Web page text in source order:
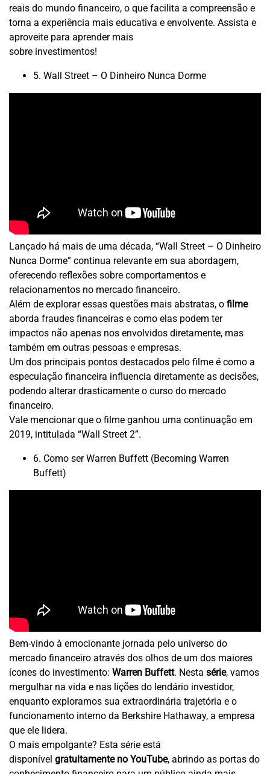
reais do mundo financeiro, o que facilita a compreensão e
torna a experiência mais educativa e envolvente. Assista e
aproveite para aprender mais
sobre investimentos!
5. Wall Street – O Dinheiro Nunca Dorme
Lançado há mais de uma década, “Wall Street – O Dinheiro
Nunca Dorme” continua relevante em sua abordagem,
oferecendo reflexões sobre comportamentos e
relacionamentos no mercado financeiro.
Além de explorar essas questões mais abstratas, o filme
aborda fraudes financeiras e como elas podem ter
impactos não apenas nos envolvidos diretamente, mas
também em outras pessoas e empresas.
Um dos principais pontos destacados pelo filme é como a
especulação financeira influencia diretamente as decisões,
podendo alterar drasticamente o curso do mercado
financeiro.
Vale mencionar que o filme ganhou uma continuação em
2019, intitulada “Wall Street 2”.
6. Como ser Warren Buffett (Becoming Warren
Buffett)
Bem-vindo à emocionante jornada pelo universo do
mercado financeiro através dos olhos de um dos maiores
ícones do investimento: Warren Buffett. Nesta série, vamos
mergulhar na vida e nas lições do lendário investidor,
enquanto exploramos sua extraordinária trajetória e o
funcionamento interno da Berkshire Hathaway, a empresa
que ele lidera.
O mais empolgante? Esta série está
disponível gratuitamente no YouTube, abrindo as portas do